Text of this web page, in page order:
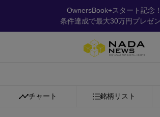
OwnersBook+スタート記念！
条件達成で最大30万円プレゼ
チャート 銘柄リスト